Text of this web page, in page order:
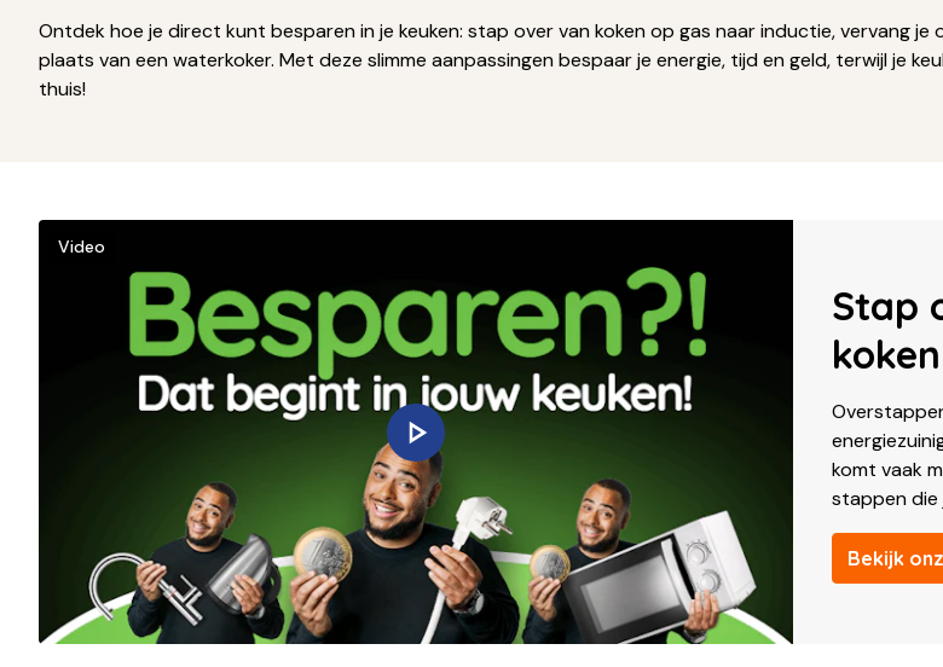
Ontdek hoe je direct kunt besparen in je keuken: stap over van koken op gas naar inductie, vervang
plaats van een waterkoker. Met deze slimme aanpassingen bespaar je energie, tijd en geld, terwijl je
thuis!
Stap
komt vaak
stappen die
Bekijk
Video